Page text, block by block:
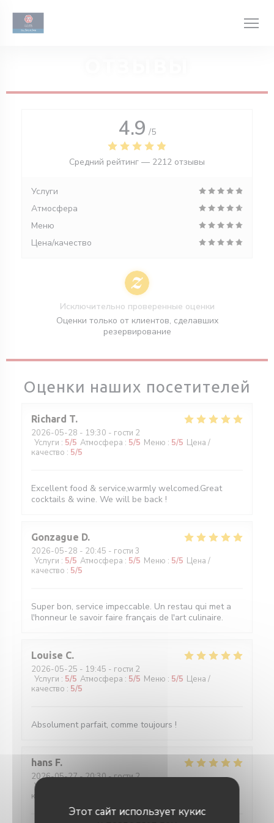
Этот сайт использует кукис
Оценки наших посетителей
Richard T
2026-05-28 - 19:30 - гости 2
Услуги : 5/5 Атмосфера : 5/5 Меню : 5/5 Цена /
качество : 5/5
Excellent food & service,warmly welcomed.Great
cocktails & wine. We will be back !
Gonzague D
2026-05-28 - 20:45 - гости 3
Услуги : 5/5 Атмосфера : 5/5 Меню : 5/5 Цена /
качество : 5/5
Super bon, service impeccable. Un restau qui met a
l'honneur le savoir faire français de l'art culinaire.
Louise C
2026-05-25 - 19:45 - гости 2
Услуги : 5/5 Атмосфера : 5/5 Меню : 5/5 Цена /
качество : 5/5
Absolument parfait, comme toujours !
hans F
2026-05-27- 20:30 - гости 2
Услуги
качество
4.9 /5
Средний рейтинг — 2212 отзывы
Услуги
Атмосфера
Меню
Цена/качество
Исключительно проверенные оценки
Оценки только от клиентов, сделавших
резервирование